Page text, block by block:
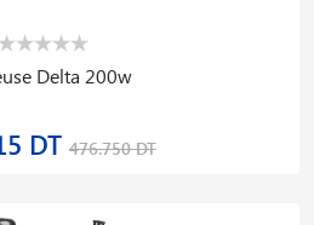
Delta 200w
DT 476.750 DT